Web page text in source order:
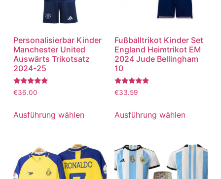
Personalisierbar Kinder
Manchester United
Auswärts Trikotsatz
2024-25
Bewertet
mit
von 5
€36.00
Ausführung wählen
Fußballtrikot Kinder Set
England Heimtrikot EM
2024 Jude Bellingham
10
Bewertet
mit
von 5
€33.59
Ausführung wählen